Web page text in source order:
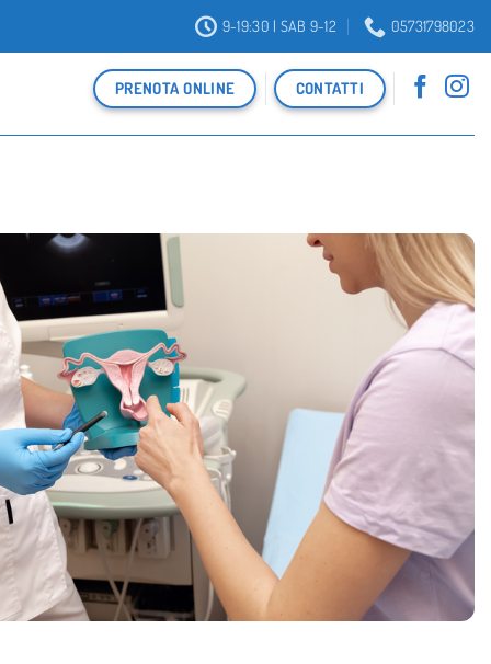
9-19:30 | SAB 9-12 05731798023
PRENOTA ONLINE CONTATTI